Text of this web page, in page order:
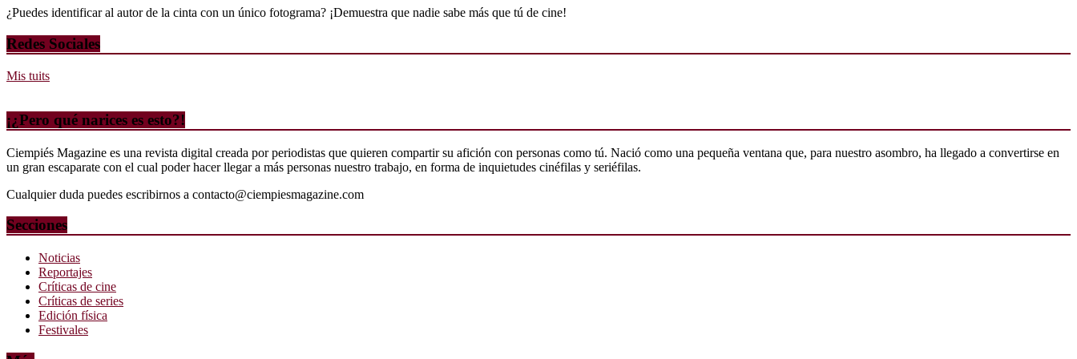
¿Puedes identificar al autor de la cinta con un único fotograma? ¡Demuestra que nadie sabe más que tú de cine!
Redes Sociales
Mis tuits
¡¿Pero qué narices es esto?!
Ciempiés Magazine es una revista digital creada por periodistas que quieren compartir su afición con personas como tú. Nació como una pequeña ventana que, para nuestro asombro, ha llegado a convertirse en
un gran escaparate con el cual poder hacer llegar a más personas nuestro trabajo, en forma de inquietudes cinéfilas y seriéfilas.
Cualquier duda puedes escribirnos a contacto@ciempiesmagazine.com
Secciones
Noticias
Reportajes
Críticas de cine
Críticas de series
Edición física
Festivales